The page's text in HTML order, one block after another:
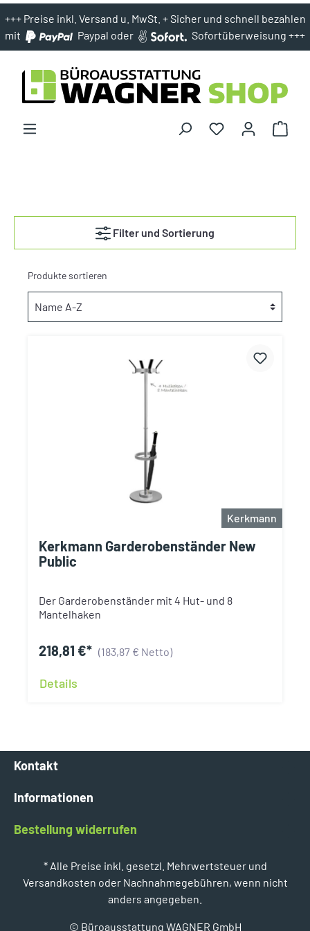
+++ Preise inkl. Versand u. MwSt. + Sicher und schnell bezahlen
mit
Paypal oder Sofortüberweisung +++
Filter und Sortierung
Produkte sortieren
Kerkmann
Kerkmann Garderobenständer New
Public
Der Garderobenständer mit 4 Hut- und 8
Mantelhaken
218,81 €* (183,87 € Netto)
Details
Kontakt
Informationen
Bestellung widerrufen
* Alle Preise inkl. gesetzl. Mehrwertsteuer und
Versandkosten oder Nachnahmegebühren, wenn nicht
anders angegeben.
© Büroausstattung WAGNER GmbH